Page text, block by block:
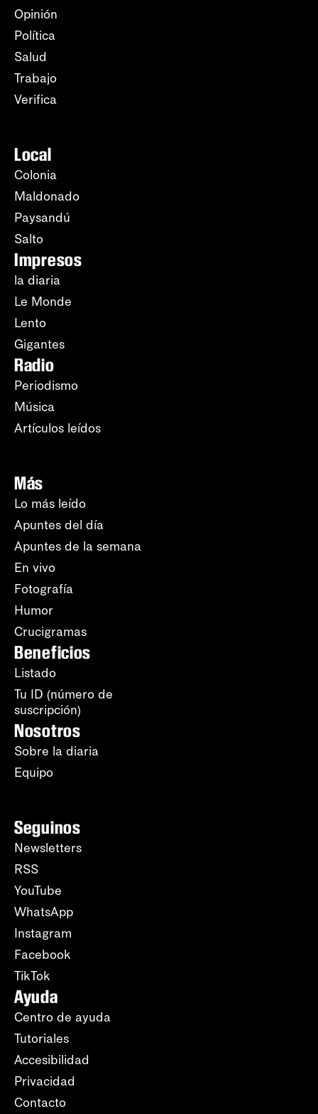
Opinión
Política
Salud
Trabajo
Verifica
Local
Colonia
Maldonado
Paysandú
Salto
Impresos
la diaria
Le Monde
Lento
Gigantes
Radio
Periodismo
Música
Artículos leídos
Más
Lo más leído
Apuntes del día
Apuntes de la semana
En vivo
Fotografía
Humor
Crucigramas
Beneficios
Listado
Tu ID (número de
suscripción)
Nosotros
Sobre la diaria
Equipo
Seguinos
Newsletters
RSS
YouTube
WhatsApp
Instagram
Facebook
TikTok
Ayuda
Centro de ayuda
Tutoriales
Accesibilidad
Privacidad
Contacto